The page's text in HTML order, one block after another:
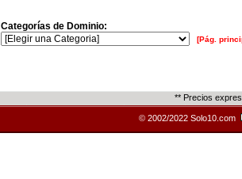
Categorías de Dominio:
[Pág.
** Precios
© 2002/2022 Solo10.com